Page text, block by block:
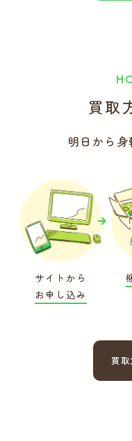
買取
明日から身
サイトから
お申し込み
買取